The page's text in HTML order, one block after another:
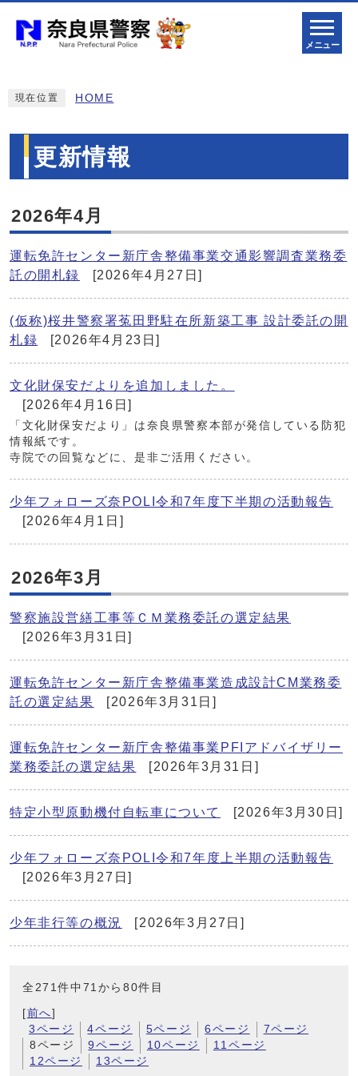
メニュー
現在位置 HOME
更新情報
2026年4月
運転免許センター新庁舎整備事業交通影響調査業務委
託の開札録
[2026年4月27日]
(仮称)桜井警察署菟田野駐在所新築工事 設計委託の開
札録
[2026年4月23日]
文化財保安だよりを追加しました。
[2026年4月16日]
「文化財保安だより」は奈良県警察本部が発信している防犯
情報紙です。
寺院での回覧などに、是非ご活用ください。
少年フォローズ奈POLI令和7年度下半期の活動報告
[2026年4月1日]
2026年3月
警察施設営繕工事等ＣＭ業務委託の選定結果
[2026年3月31日]
運転免許センター新庁舎整備事業造成設計CM業務委
託の選定結果
[2026年3月31日]
運転免許センター新庁舎整備事業PFIアドバイザリー
業務委託の選定結果
[2026年3月31日]
特定小型原動機付自転車について [2026年3月30日]
少年フォローズ奈POLI令和7年度上半期の活動報告
[2026年3月27日]
少年非行等の概況 [2026年3月27日]
全271件中71から80件目
[前へ]
3ページ
4ページ 5ページ 6ページ
7ページ
8ページ
9ページ 10ページ
11ページ
12ページ
13ページ